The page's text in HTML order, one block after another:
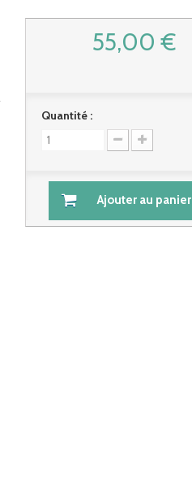
55,00 €
Quantité :
Ajouter au panier